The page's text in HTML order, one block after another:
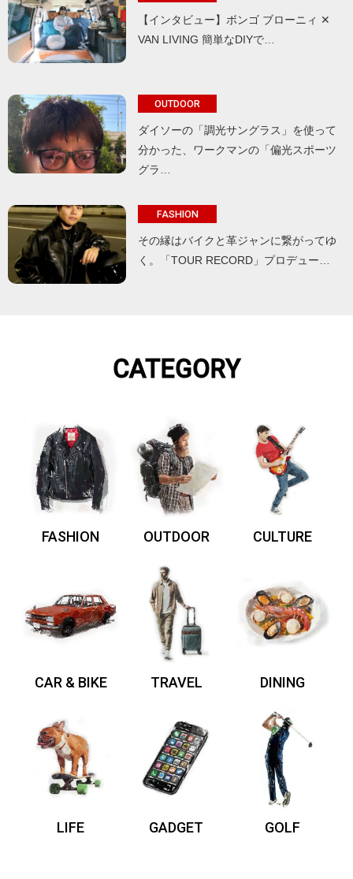
【インタビュー】ボンゴ ブローニィ ✕
VAN LIVING 簡単なDIYで…
OUTDOOR
ダイソーの「調光サングラス」を使って
分かった、ワークマンの「偏光スポーツ
グラ…
FASHION
その縁はバイクと革ジャンに繋がってゆ
く。「TOUR RECORD」プロデュー…
CATEGORY
FASHION OUTDOOR CULTURE
CAR & BIKE TRAVEL DINING
LIFE GADGET GOLF